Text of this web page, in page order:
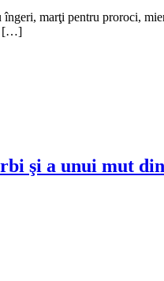
marţi pentru proroci,
[…]
şi a unui mut